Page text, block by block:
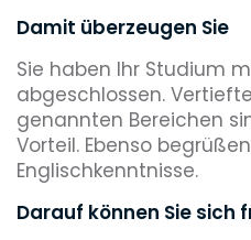
Damit überzeugen Sie
Sie haben Ihr Studium
abgeschlossen.
genannten Bereichen
Vorteil. Ebenso
Englischkenntnisse.
Darauf können Sie sich